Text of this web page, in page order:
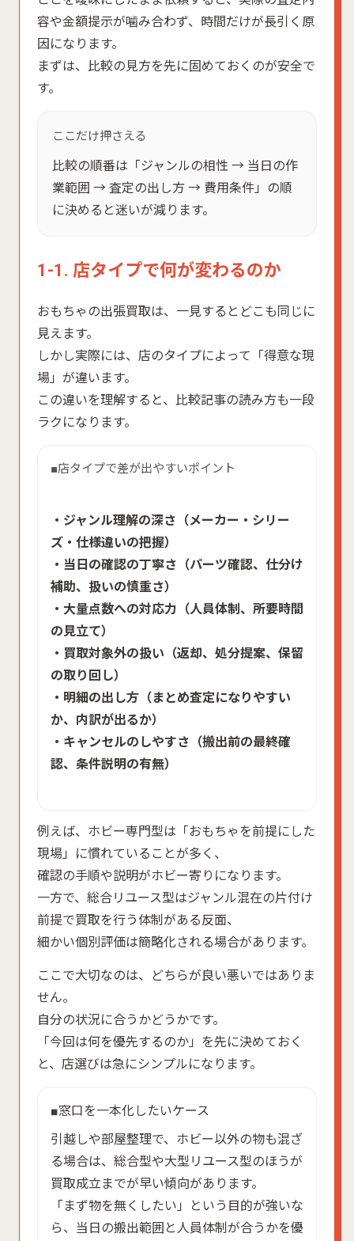
容や金額提示が噛み合わず、時間だけが長引く原
因になります。
まずは、比較の見方を先に固めておくのが安全で
す。
ここだけ押さえる
比較の順番は「ジャンルの相性 → 当日の作
業範囲 → 査定の出し方 → 費用条件」の順
に決めると迷いが減ります。
1-1. 店タイプで何が変わるのか
おもちゃの出張買取は、一見するとどこも同じに
見えます。
しかし実際には、店のタイプによって「得意な現
場」が違います。
この違いを理解すると、比較記事の読み方も一段
ラクになります。
■店タイプで差が出やすいポイント
・ジャンル理解の深さ（メーカー・シリー
ズ・仕様違いの把握）
・当日の確認の丁寧さ（パーツ確認、仕分け
補助、扱いの慎重さ）
・大量点数への対応力（人員体制、所要時間
の見立て）
・買取対象外の扱い（返却、処分提案、保留
の取り回し）
・明細の出し方（まとめ査定になりやすい
か、内訳が出るか）
・キャンセルのしやすさ（搬出前の最終確
認、条件説明の有無）
例えば、ホビー専門型は「おもちゃを前提にした
現場」に慣れていることが多く、
確認の手順や説明がホビー寄りになります。
一方で、総合リユース型はジャンル混在の片付け
前提で買取を行う体制がある反面、
細かい個別評価は簡略化される場合があります。
ここで大切なのは、どちらが良い悪いではありま
せん。
自分の状況に合うかどうかです。
「今回は何を優先するのか」を先に決めておく
と、店選びは急にシンプルになります。
■窓口を一本化したいケース
引越しや部屋整理で、ホビー以外の物も混ざ
る場合は、総合型や大型リユース型のほうが
買取成立までが早い傾向があります。
「まず物を無くしたい」という目的が強いな
ら、当日の搬出範囲と人員体制が合うかを優